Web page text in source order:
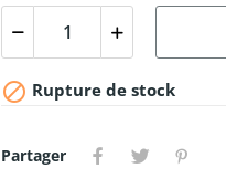
 Rupture de stock
Partager